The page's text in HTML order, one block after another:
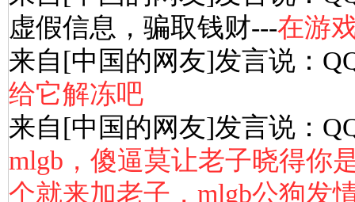
虚假信息，骗取钱财---在游
来自[中国的网友]发言说：
给它解冻吧
来自[中国的网友]发言说：
mlgb，傻逼莫让老子晓得你
个就来加老子，mlgb公狗发